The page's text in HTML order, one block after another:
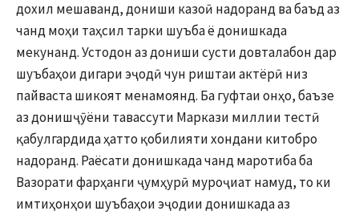
дохил мешаванд, дониши казоӣ надоранд ва баъд аз
чанд моҳи таҳсил тарки шуъба ё донишкада
мекунанд. Устодон аз дониши сусти довталабон дар
шуъбаҳои дигари эҷодӣ чун риштаи актёрӣ низ
пайваста шикоят менамоянд. Ба гуфтаи онҳо, баъзе
аз донишҷӯёни тавассути Маркази миллии тестӣ
қабулгардида ҳатто қобилияти хондани китобро
надоранд. Раёсати донишкада чанд маротиба ба
Вазорати фарҳанги ҷумҳурӣ муроҷиат намуд, то ки
имтиҳонҳои шуъбаҳои эҷодии донишкада аз